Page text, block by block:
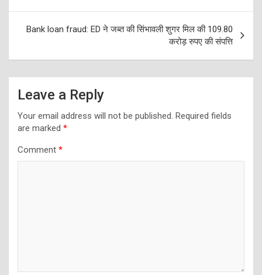
Bank loan fraud: ED ने जब्‍त की सिंभावली शुगर मिल की 109.80
करोड़ रुपए की संपत्ति
Leave a Reply
Your email address will not be published. Required fields
are marked *
Comment *